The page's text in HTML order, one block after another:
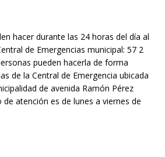
hacer durante las 24 horas del día al
de Emergencias municipal: 57 2
pueden hacerla de forma
de la Central de Emergencia ubicada
de avenida Ramón Pérez
de atención es de lunes a viernes de